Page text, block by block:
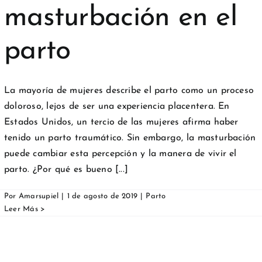
masturbación en el
parto
La mayoría de mujeres describe el parto como un proceso
doloroso, lejos de ser una experiencia placentera. En
Estados Unidos, un tercio de las mujeres afirma haber
tenido un parto traumático. Sin embargo, la masturbación
puede cambiar esta percepción y la manera de vivir el
parto. ¿Por qué es bueno [...]
Por Amarsupiel 1 de agosto de 2019 Parto